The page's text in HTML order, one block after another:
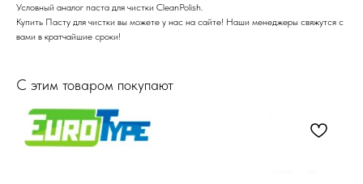
Условный аналог паста для чистки CleanPolish.
Купить Пасту для чистки вы можете у нас на сайте! Наши менеджеры свяжутся с
вами в кратчайшие сроки!
С этим товаром покупают